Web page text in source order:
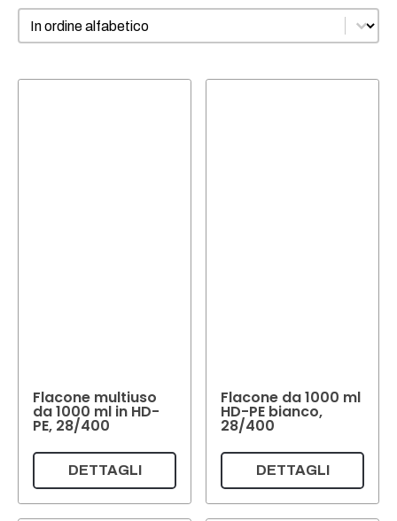
Il filo
Ordinamento
Ordinamento dei contenuti
Flacone multiuso
da 1000 ml in HD-
PE, 28/400
DETTAGLI
Flacone da 1000 ml
HD-PE bianco,
28/400
DETTAGLI